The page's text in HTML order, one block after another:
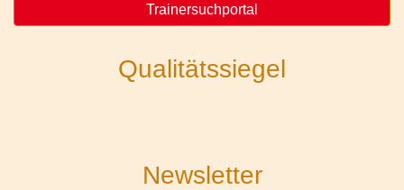
Trainersuchportal
Qualitätssiegel
Newsletter